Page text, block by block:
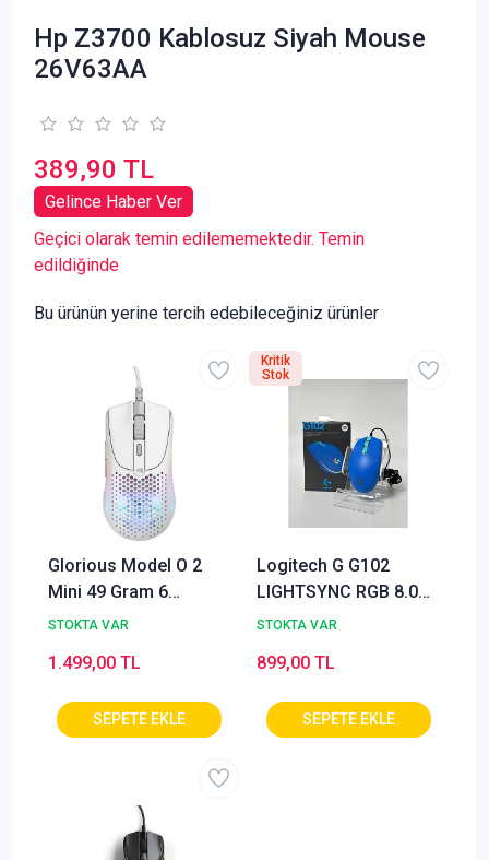
Hp Z3700 Kablosuz Siyah Mouse
26V63AA
389,90 TL
Gelince Haber Ver
Geçici olarak temin edilememektedir. Temin
edildiğinde
Bu ürünün yerine tercih edebileceğiniz ürünler
Glorious Model O 2
Mini 49 Gram 6
Düğmeli Kablolu
STOKTA VAR
1.499,00 TL
Logitech G G102
LIGHTSYNC RGB 8.000
DPI Kablolu Oyuncu
(OUTLET)
STOKTA VAR
899,00 TL
Kritik
Stok